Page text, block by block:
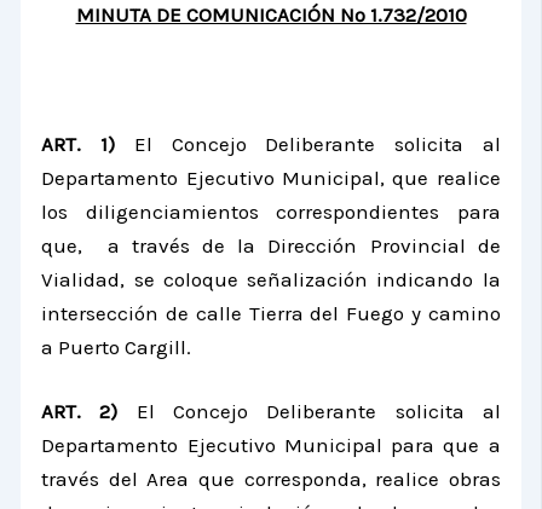
MINUTA DE COMUNICACIÓN Nº 1.732/2010
ART. 1)El Concejo Deliberante solicita al
Departamento Ejecutivo Municipal, que realice
los diligenciamientos correspondientes para
que, a través de la Dirección Provincial de
Vialidad, se coloque señalización indicando la
intersección de calle Tierra del Fuego y camino
a Puerto Cargill.
ART. 2) El Concejo Deliberante solicita al
Departamento Ejecutivo Municipal para que a
través del Area que corresponda, realice obras